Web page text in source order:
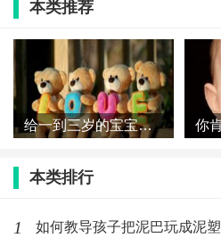
本类推荐
给一到三岁的宝宝选择什么样的玩具好
本类排行
1 如何教导孩子把泥巴玩成泥塑